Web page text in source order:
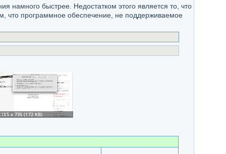
намного быстрее. Недостатком этого является то, что
что программное обеспечение, не поддерживаемое